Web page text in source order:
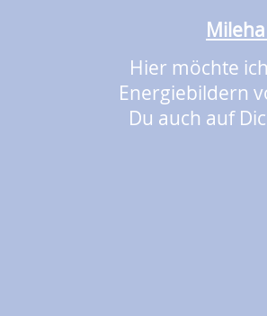
Hier möchte
Energiebildern
Du auch auf